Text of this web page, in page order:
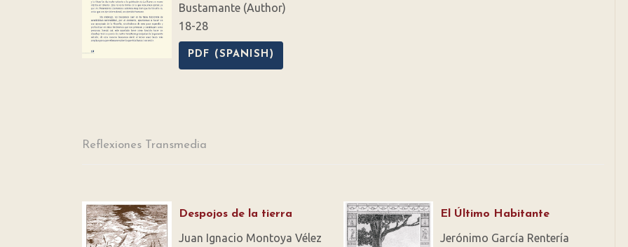
Bustamante (Author)
18-28
PDF (SPANISH)
Reflexiones Transmedia
Despojos de la tierra
Juan Ignacio Montoya Vélez
El Último Habitante
Jerónimo García Rentería